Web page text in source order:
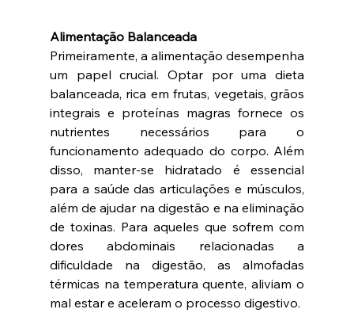
Alimentação Balanceada
Primeiramente, a alimentação desempenha
um papel crucial. Optar por uma dieta
balanceada, rica em frutas, vegetais, grãos
integrais e proteínas magras fornece os
nutrientes necessários para o
funcionamento adequado do corpo. Além
disso, manter-se hidratado é essencial
para a saúde das articulações e músculos,
além de ajudar na digestão e na eliminação
de toxinas. Para aqueles que sofrem com
dores abdominais relacionadas a
dificuldade na digestão, as almofadas
térmicas na temperatura quente, aliviam o
mal estar e aceleram o processo digestivo.